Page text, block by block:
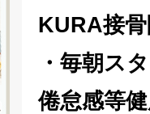
KURA接
・毎朝ス
倦怠感等